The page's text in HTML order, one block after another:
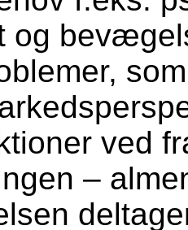
og
ved
–